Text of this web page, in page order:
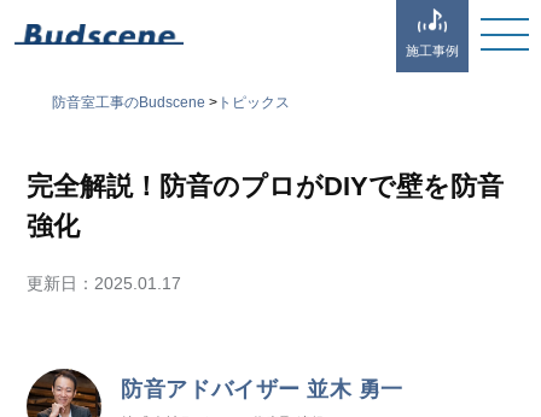
施工事例
防音室工事のBudscene >トピックス
完全解説！防音のプロがDIYで壁を防音
強化
更新日： 2025.01.17
防音アドバイザー 並木 勇一